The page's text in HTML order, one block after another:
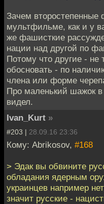
Зачем второстепенные
мультфильме, как и у
же фашисткие
нации над другой по
Потому что другие - не
обосновать - по
члена или форме
Про маленький шажок
видел.
Ivan_Kurt »
#203 | 28.09.16 23:36
Кому: Abrikosov, #168
> Эдак вы обвините
обладания ядерным
украинцев например
значит русские -